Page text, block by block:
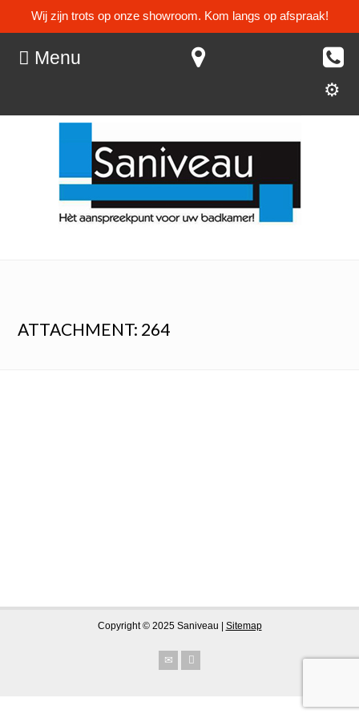
Wij zijn trots op onze showroom. Kom langs op afspraak!
Menu
ATTACHMENT: 264
Copyright © 2025 Saniveau | Sitemap